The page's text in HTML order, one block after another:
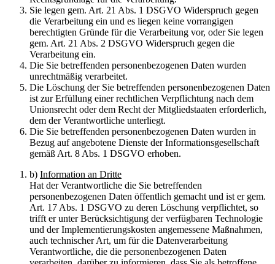
Sie legen gem. Art. 21 Abs. 1 DSGVO Widerspruch gegen
die Verarbeitung ein und es liegen keine vorrangigen
berechtigten Gründe für die Verarbeitung vor, oder Sie legen
gem. Art. 21 Abs. 2 DSGVO Widerspruch gegen die
Verarbeitung ein.
Die Sie betreffenden personenbezogenen Daten wurden
unrechtmäßig verarbeitet.
Die Löschung der Sie betreffenden personenbezogenen Daten
ist zur Erfüllung einer rechtlichen Verpflichtung nach dem
Unionsrecht oder dem Recht der Mitgliedstaaten erforderlich,
dem der Verantwortliche unterliegt.
Die Sie betreffenden personenbezogenen Daten wurden in
Bezug auf angebotene Dienste der Informationsgesellschaft
gemäß Art. 8 Abs. 1 DSGVO erhoben.
b) Information an Dritte
Hat der Verantwortliche die Sie betreffenden
personenbezogenen Daten öffentlich gemacht und ist er gem.
Art. 17 Abs. 1 DSGVO zu deren Löschung verpflichtet, so
trifft er unter Berücksichtigung der verfügbaren Technologie
und der Implementierungskosten angemessene Maßnahmen,
auch technischer Art, um für die Datenverarbeitung
Verantwortliche, die die personenbezogenen Daten